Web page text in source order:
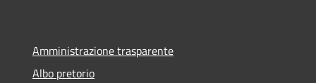
Amministrazione trasparente
Albo pretorio